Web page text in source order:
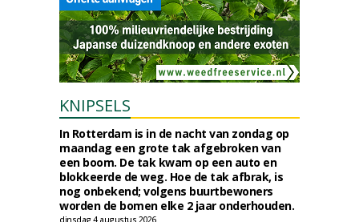
KNIPSELS
In Rotterdam is in de nacht van zondag op
maandag een grote tak afgebroken van
een boom. De tak kwam op een auto en
blokkeerde de weg. Hoe de tak afbrak, is
nog onbekend; volgens buurtbewoners
worden de bomen elke 2 jaar onderhouden.
dinsdag 4 augustus 2026